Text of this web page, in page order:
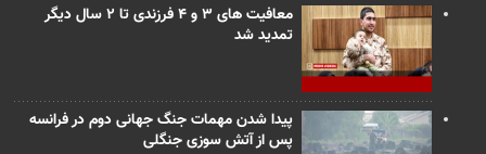
معافیت های ۳ و ۴ فرزندی تا ۲ سال دیگر
تمدید شد
پیدا شدن مهمات جنگ جهانی دوم در فرانسه
پس از آتش سوزی جنگلی